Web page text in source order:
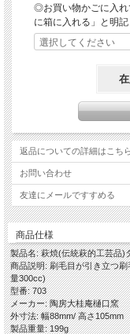
当店では【伝統的工芸品萩
ング処理をしておりません
上がりいただくことができ
◎冷たくてクリーミー
〇器に水を含ませてからそ
〇毎日、ビールを召し上が
「刷毛青荒という作風」
伝統的工芸品萩焼の基本と
させながら高台や高台脇を
がら生地とは違う化粧土を
この刷毛目という技法はい
呼ばれる古い萩焼にもその作
しっかり乾燥させてから素
をして焼ヒビなどが無いか
赤みの部分は「窯変(ようへ
合もあれば少なめでおとな
この色合いをそのまま言葉
こういう色合いを「青い」
ことから、当店では「刷毛
◎お買い物かごに入れ
に箱に入れる」と明記
返品についての詳細はこち
お問い合わせ
友達にメールですすめる
商品仕様
製品名: 萩焼(伝統萩的工芸品)
商品説明: 刷毛目が引き立つ
量300cc)
型番: 703
メーカー: 陶房大桂庵樋口窯
外寸法: 幅88mm/ 高さ105mm
製品重量: 199g